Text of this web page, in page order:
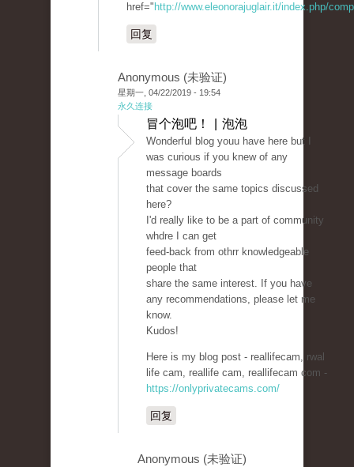
href=" http://www.eleonorajuglair.it/index.php/
回复
Anonymous (未验证)
星期一, 04/22/2019 - 19:54
永久连接
冒个泡吧！ | 泡泡
Wonderful blog youu have here but I
was curious if you knew of any
message boards
that cover the same topics discussed
here?
I'd really like to be a part of community
whdre I can get
feed-back from othrr knowledgeable
people that
share the same interest. If you have
any recommendations, please let me
know.
Kudos!
Here is my blog post - reallifecam, rwal
life cam, reallife cam, reallifecam com -
https://onlyprivatecams.com/
回复
Anonymous (未验证)